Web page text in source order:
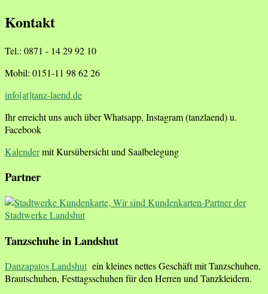
Kontakt
Tel.: 0871 - 14 29 92 10
Mobil: 0151-11 98 62 26
info[at]tanz-laend.de
Ihr erreicht uns auch über Whatsapp, Instagram (tanzlaend) u.
Facebook
Kalendermit Kursübersicht und Saalbelegung
Partner
Tanzschuhe in Landshut
Danzapatos Landshut ein kleines nettes Geschäft mit Tanzschuhen,
Brautschuhen, Festtagsschuhen für den Herren und Tanzkleidern.